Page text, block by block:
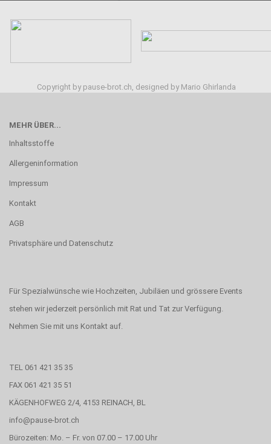
Copyright by pause-brot.ch, designed by Mario Ghirlanda
MEHR ÜBER...
Inhaltsstoffe
Allergeninformation
Impressum
Kontakt
AGB
Privatsphäre und Datenschutz
Für Spezialwünsche wie Hochzeiten, Jubiläen und grössere Events
stehen wir jederzeit persönlich mit Rat und Tat zur Verfügung.
Nehmen Sie mit uns Kontakt auf.
TEL 061 421 35 35
FAX 061 421 35 51
KÄGENHOFWEG 2/4, 4153 REINACH, BL
info@pause-brot.ch
Bürozeiten: Mo. – Fr. von 07.00 – 17.00 Uhr